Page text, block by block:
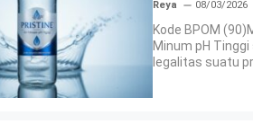
Reya 08/03/2026
Kode BPOM
Minum pH
legalitas suatu